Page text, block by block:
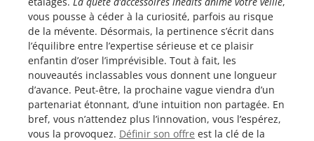
vous pousse à céder à la curiosité, parfois au risque
de la mévente. Désormais, la pertinence s’écrit dans
l’équilibre entre l’expertise sérieuse et ce plaisir
enfantin d’oser l’imprévisible. Tout à fait, les
nouveautés inclassables vous donnent une longueur
d’avance. Peut-être, la prochaine vague viendra d’un
partenariat étonnant, d’une intuition non partagée. En
bref, vous n’attendez plus l’innovation, vous l’espérez,
vous la provoquez. Définir son offre est la clé de la